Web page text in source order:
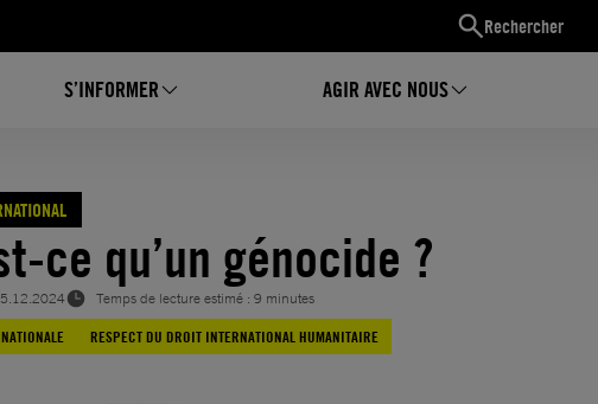
Rechercher
S’INFORMER AGIR AVEC NOUS
ce qu’un génocide ?
Temps de lecture estimé : 9 minutes
RESPECT DU DROIT INTERNATIONAL HUMANITAIRE